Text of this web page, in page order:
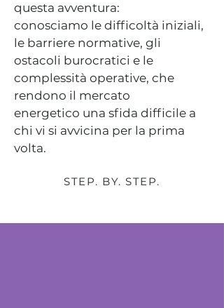
questa avventura:
conosciamo le difficoltà iniziali,
le barriere normative, gli
ostacoli burocratici e le
complessità operative, che
rendono il mercato
energetico una sfida difficile a
chi vi si avvicina per la prima
volta.
STEP. BY. STEP.